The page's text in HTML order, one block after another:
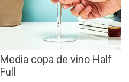
Media copa de vino Half
Full